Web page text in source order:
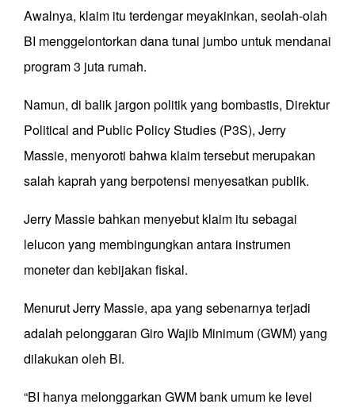
Awalnya, klaim itu terdengar meyakinkan, seolah-olah
BI menggelontorkan dana tunai jumbo untuk mendanai
program 3 juta rumah.
Namun, di balik jargon politik yang bombastis, Direktur
Political and Public Policy Studies (P3S), Jerry
Massie, menyoroti bahwa klaim tersebut merupakan
salah kaprah yang berpotensi menyesatkan publik.
Jerry Massie bahkan menyebut klaim itu sebagai
lelucon yang membingungkan antara instrumen
moneter dan kebijakan fiskal.
Menurut Jerry Massie, apa yang sebenarnya terjadi
adalah pelonggaran Giro Wajib Minimum (GWM) yang
dilakukan oleh BI.
“BI hanya melonggarkan GWM bank umum ke level